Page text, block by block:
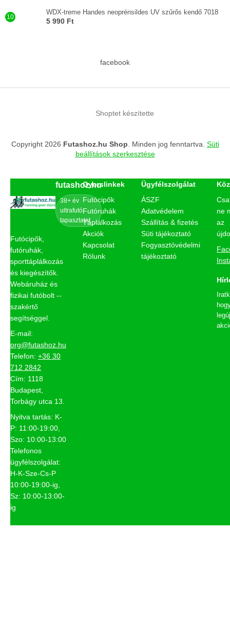
WDX-treme Handes neoprénsildes UV szűrős kendő 7018
5 990 Ft
facebook
Shoptet készítette
Copyright 2026 Futashoz.hu Shop . Minden jog fenntartva. Süti
beállítások szerkesztése
futashoz.hu
38+ év
ultrafutó
tapasztalat
Futócipők,
futóruhák,
sporttáplálkozás
és kiegészítők.
Webáruház és
fizikai futóbolt --
szakértő
segítséggel.
E-mail:
org@futashoz.hu
Telefon: +36 30
712 2842
Cím: 1118
Budapest,
Torbágy utca 13.
Nyitva tartás: K-
P: 11:00-19:00,
Szo: 10:00-13:00
Telefonos
ügyfélszolgálat:
H-K-Sze-Cs-P
10:00-19:00-ig,
Sz: 10:00-13:00-
ig
Gyorslinkek
Futócipők
Futóruhák
Táplálkozás
Akciók
Kapcsolat
Rólunk
Ügyfélszolgálat
ÁSZF
Adatvédelem
Szállítás & fizetés
Süti tájékoztató
Fogyasztóvédelmi
tájékoztató
ne
az